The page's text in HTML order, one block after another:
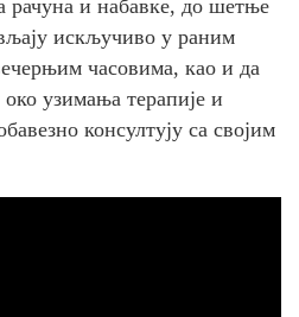
рачуна и набавке, до шетње
искључиво у раним
часовима, као и да
узимања терапије и
консултују са својим